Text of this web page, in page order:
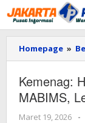
Lewati
ke
konten
Homepage »
Kemenag:
MABIMS,
Maret 19, 2026
-